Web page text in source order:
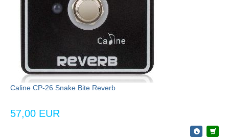
Caline CP-26 Snake Bite Reverb
57,00 EUR